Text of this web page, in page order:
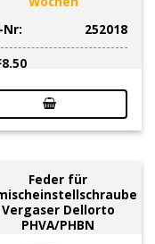
252018
8.50
Feder für
Vergaser Dellorto
PHVA/PHBN